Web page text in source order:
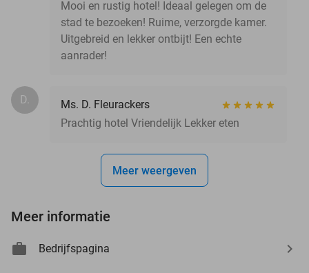
Mooi en rustig hotel! Ideaal gelegen om de
stad te bezoeken! Ruime, verzorgde kamer.
Uitgebreid en lekker ontbijt! Een echte
aanrader!
D.
Ms. D. Fleurackers
Prachtig hotel Vriendelijk Lekker eten
Meer weergeven
Meer informatie
Bedrijfspagina